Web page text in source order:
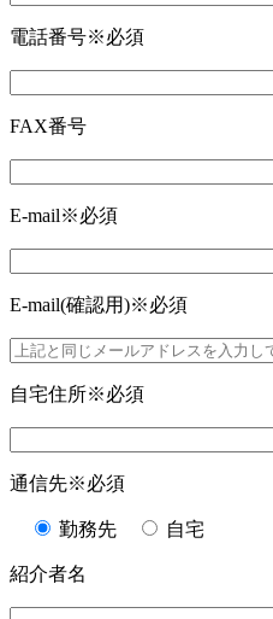
電話番号※必須
FAX番号
E-mail※必須
E-mail(確認用)※必須
自宅住所※必須
通信先※必須
勤務先 自宅
紹介者名